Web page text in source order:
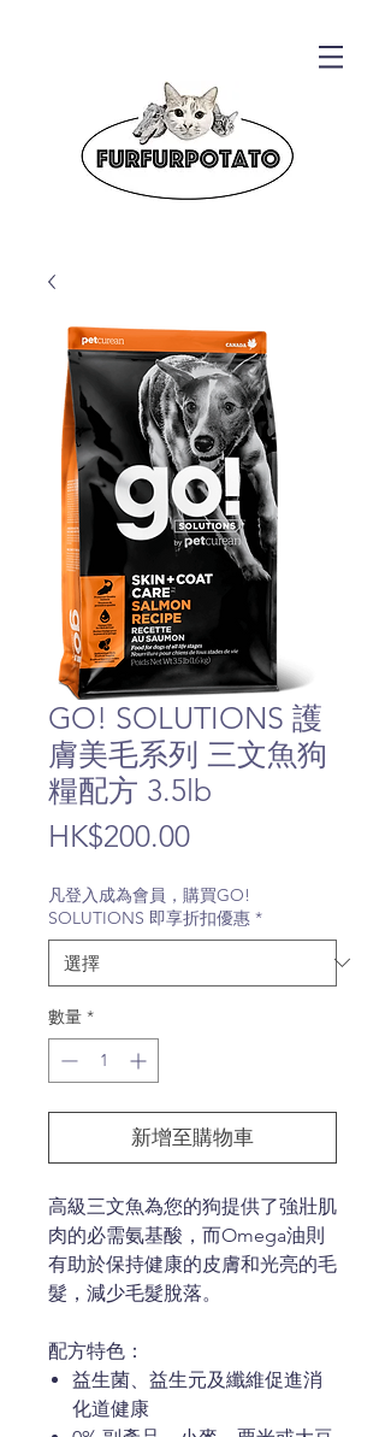
GO! SOLUTIONS 護
膚美毛系列 三文魚狗
糧配方 3.5lb
HK$200.00價
凡登入成為會員，購買GO!
SOLUTIONS 即享折扣優惠 *
數量 *
新增至購物車
高級三文魚為您的狗提供了強壯肌
肉的必需氨基酸，而Omega油則
有助於保持健康的皮膚和光亮的毛
髮，減少毛髮脫落。
配方特色：
益生菌、益生元及纖維促進消
化道健康